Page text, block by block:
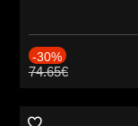
-30%
74.65€